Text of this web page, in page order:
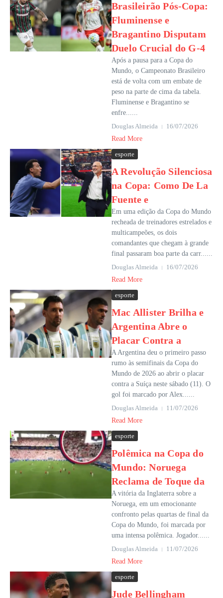
Brasileirão Pós-Copa:
Fluminense e
Bragantino Disputam
Duelo Crucial do G-4
Após a pausa para a Copa do
Mundo, o Campeonato Brasileiro
está de volta com um embate de
peso na parte de cima da tabela.
Fluminense e Bragantino se
enfre......
Douglas Almeida
16/07/2026
Read More
esporte
A Revolução Silenciosa
na Copa: Como De La
Fuente e
Em uma edição da Copa do Mundo
recheada de treinadores estrelados e
multicampeões, os dois
comandantes que chegam à grande
final passaram boa parte da carr......
Douglas Almeida
16/07/2026
Read More
esporte
Mac Allister Brilha e
Argentina Abre o
Placar Contra a
A Argentina deu o primeiro passo
rumo às semifinais da Copa do
Mundo de 2026 ao abrir o placar
contra a Suíça neste sábado (11). O
gol foi marcado por Alex......
Douglas Almeida
11/07/2026
Read More
esporte
Polêmica na Copa do
Mundo: Noruega
Reclama de Toque da
A vitória da Inglaterra sobre a
Noruega, em um emocionante
confronto pelas quartas de final da
Copa do Mundo, foi marcada por
uma intensa polêmica. Jogador......
Douglas Almeida
11/07/2026
Read More
esporte
Jude Bellingham